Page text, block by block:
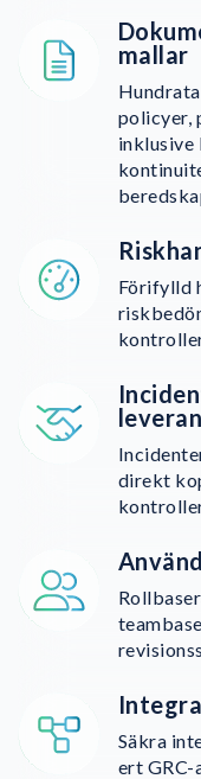
mallar
policyer,
inklusive
Förifylld
direkt
Säkra
ert